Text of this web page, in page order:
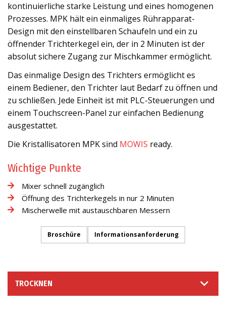
kontinuierliche starke Leistung und eines homogenen
Prozesses. MPK hält ein einmaliges Rührapparat-
Design mit den einstellbaren Schaufeln und ein zu
öffnender Trichterkegel ein, der in 2 Minuten ist der
absolut sichere Zugang zur Mischkammer ermöglicht.
Das einmalige Design des Trichters ermöglicht es
einem Bediener, den Trichter laut Bedarf zu öffnen und
zu schließen. Jede Einheit ist mit PLC-Steuerungen und
einem Touchscreen-Panel zur einfachen Bedienung
ausgestattet.
Die Kristallisatoren MPK sind MOWIS ready.
Wichtige Punkte
Mixer schnell zugänglich
Öffnung des Trichterkegels in nur 2 Minuten
Mischerwelle mit austauschbaren Messern
Broschüre Informationsanforderung
TROCKNEN